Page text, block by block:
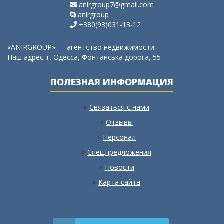
anirgroup7@gmail.com
anirgroup
+380(93)031-13-12
«ANIRGROUP» — агентство недвижимости.
Наш адрес: г. Одесса, Фонтанська дорога, 55
ПОЛЕЗНАЯ ИНФОРМАЦИЯ
Связаться с нами
Отзывы
Персонал
Спец.предложения
Новости
Карта сайта